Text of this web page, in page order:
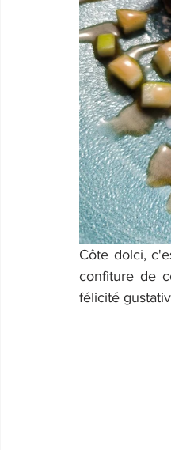
Côte dolci,
confiture de
félicité